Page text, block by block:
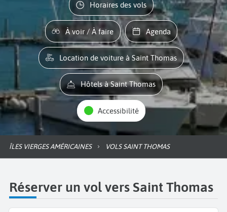
Horaires des vols
À voir / À faire Agenda
Location de voiture à Saint Thomas
Hôtels à Saint Thomas
Accessibilité
ÎLES VIERGES AMÉRICAINES VOLS SAINT THOMAS
Réserver un vol vers Saint Thomas